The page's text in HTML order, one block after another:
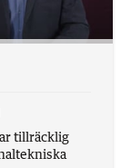
tillräcklig